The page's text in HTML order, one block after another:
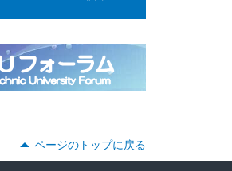
ページのトップに戻る